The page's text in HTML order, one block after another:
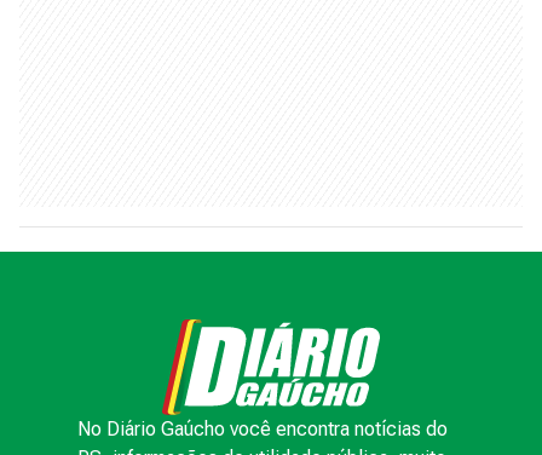
No Diário Gaúcho você encontra notícias do